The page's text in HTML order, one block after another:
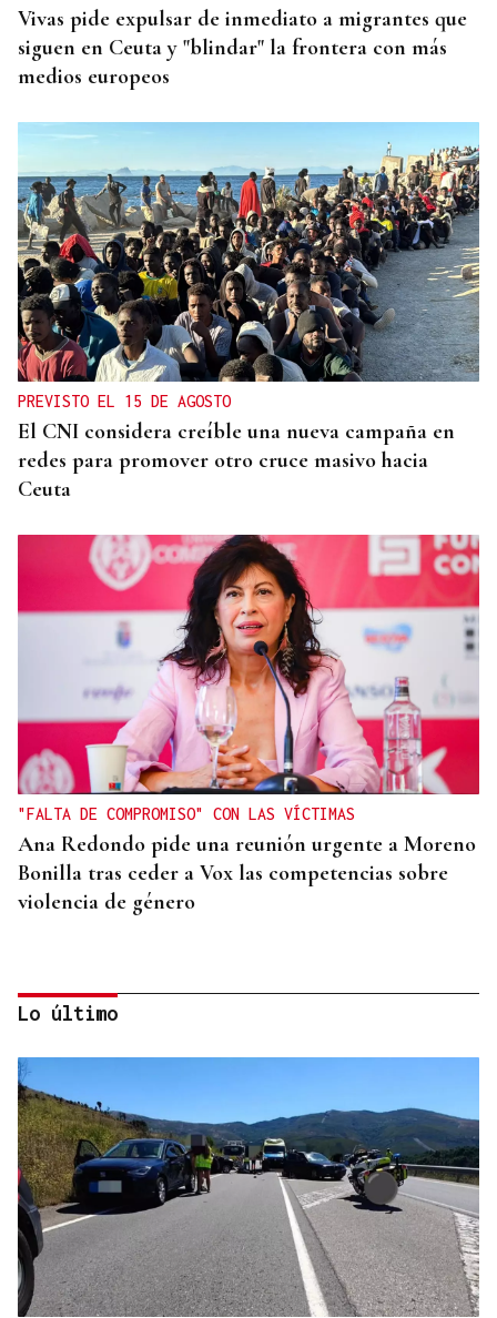
Vivas pide expulsar de inmediato a migrantes que
siguen en Ceuta y "blindar" la frontera con más
medios europeos
PREVISTO EL 15 DE AGOSTO
El CNI considera creíble una nueva campaña en
redes para promover otro cruce masivo hacia
Ceuta
"FALTA DE COMPROMISO" CON LAS VÍCTIMAS
Ana Redondo pide una reunión urgente a Moreno
Bonilla tras ceder a Vox las competencias sobre
violencia de género
CRECIMIENTO DEMOGRÁFICO
Gráfico | España roza los 50 millones de habitantes
tras alcanzar un nuevo máximo histórico
Lo último